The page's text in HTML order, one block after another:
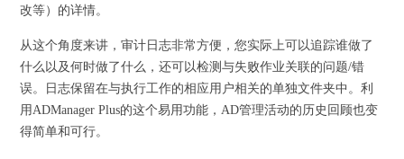
改等）的详情。
从这个角度来讲，审计日志非常方便，您实际上可以追踪谁做了
什么以及何时做了什么，还可以检测与失败作业关联的问题/错
误。日志保留在与执行工作的相应用户相关的单独文件夹中。利
用ADManager Plus的这个易用功能，AD管理活动的历史回顾也变
得简单和可行。